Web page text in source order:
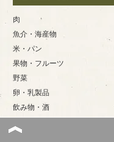
肉
魚介・海産物
米・パン
果物・フルーツ
野菜
卵・乳製品
飲み物・酒